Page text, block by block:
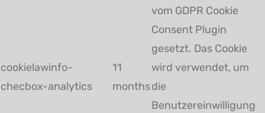
cookielawinfo-
checbox-analytics
11
months
vom GDPR Cookie
Consent Plugin
gesetzt. Das Cookie
wird verwendet, um
die
Benutzereinwilligung